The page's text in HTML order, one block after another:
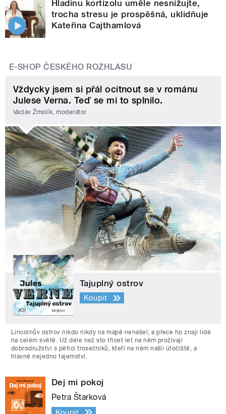
Hladinu kortizolu uměle nesnižujte,
trocha stresu je prospěšná, uklidňuje
Kateřina Cajthamlová
E-SHOP ČESKÉHO ROZHLASU
Vždycky jsem si přál ocitnout se v románu
Julese Verna. Teď se mi to splnilo.
Václav Žmolík, moderátor
Tajuplný ostrov
Koupit
Lincolnův ostrov nikdo nikdy na mapě nenašel, a přece ho znají lidé
na celém světě. Už déle než sto třicet let na něm prožívají
dobrodružství s pěticí trosečníků, kteří na něm našli útočiště, a
hlavně nejedno tajemství.
Dej mi pokoj
Petra Štarková